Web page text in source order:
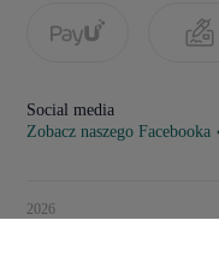
Social media
Zobacz naszego Facebooka
2026